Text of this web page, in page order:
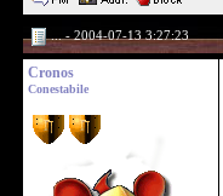
... - 2004-07-13 3:27:23
Cronos
Conestabile